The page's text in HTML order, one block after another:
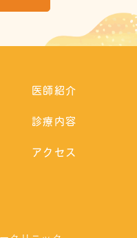
医師紹介
診療内容
アクセス